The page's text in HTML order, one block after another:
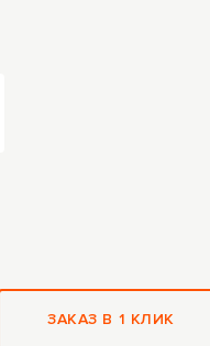
ЗАКАЗ В 1 КЛИК